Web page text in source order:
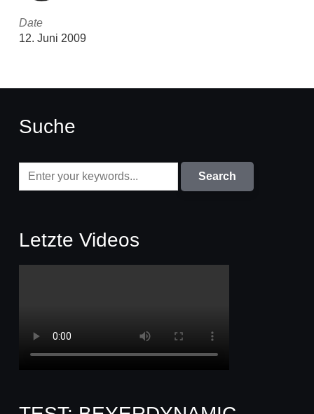
Date
12. Juni 2009
Suche
Letzte Videos